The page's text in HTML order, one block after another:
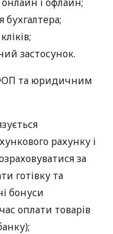
застосунок.
та юридичним
рахунку і
за
готівку та
бонуси
оплати товарів